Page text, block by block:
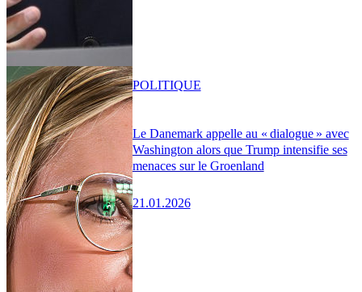
Le Danemark appelle au « dialogue » avec
Washington alors que Trump intensifie ses
menaces sur le Groenland
21.01.2026
POLITIQUE